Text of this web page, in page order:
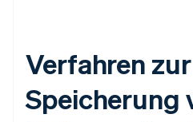
Verfahren zur
Speicherung